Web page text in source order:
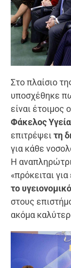
Στο πλαίσιο
υποσχέθηκε
είναι έτοιμος
Φάκελος
επιτρέψειτη
για κάθε
Η
«πρόκειται
το
στους
ακόμα